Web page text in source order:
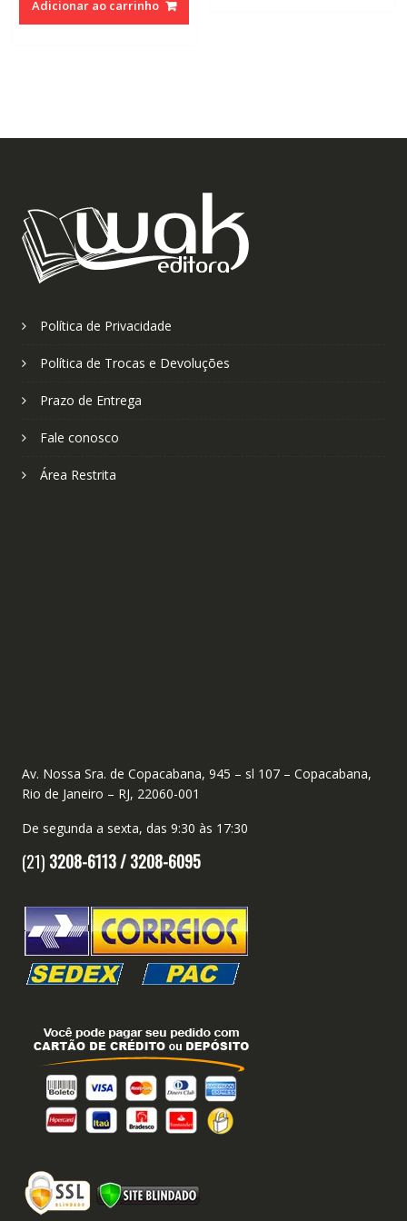
era:
é:
Adicionar ao carrinho
Política de Privacidade
Política de Trocas e Devoluções
Prazo de Entrega
Fale conosco
Área Restrita
Av. Nossa Sra. de Copacabana, 945 – sl 107 – Copacabana,
Rio de Janeiro – RJ, 22060-001
De segunda a sexta, das 9:30 às 17:30
(21) 3208-6113 /3208-6095